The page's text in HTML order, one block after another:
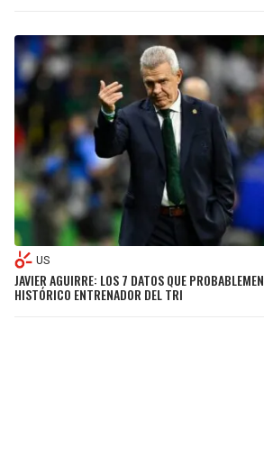
US
JAVIER AGUIRRE: LOS 7 DATOS QUE
HISTÓRICO ENTRENADOR DEL TRI